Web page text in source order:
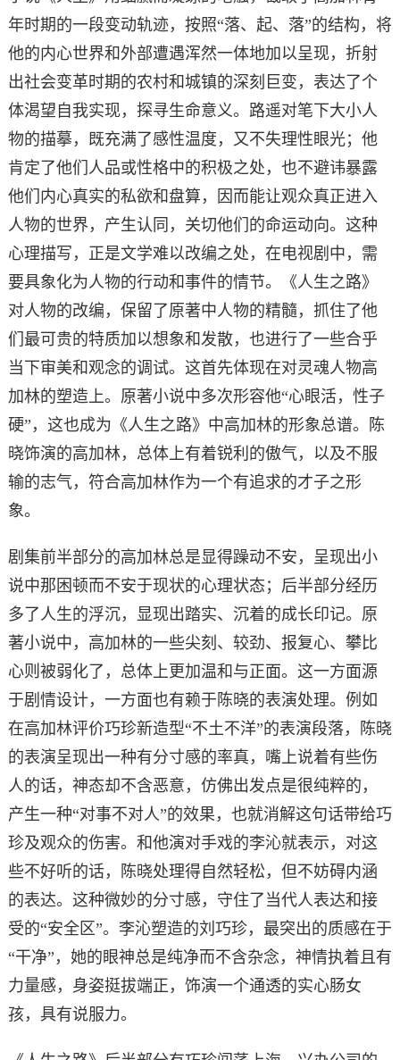
年时期的一段变动轨迹，按照“落、起、落”的结构，将
他的内心世界和外部遭遇浑然一体地加以呈现，折射
出社会变革时期的农村和城镇的深刻巨变，表达了个
体渴望自我实现，探寻生命意义。路遥对笔下大小人
物的描摹，既充满了感性温度，又不失理性眼光；他
肯定了他们人品或性格中的积极之处，也不避讳暴露
他们内心真实的私欲和盘算，因而能让观众真正进入
人物的世界，产生认同，关切他们的命运动向。这种
心理描写，正是文学难以改编之处，在电视剧中，需
要具象化为人物的行动和事件的情节。《人生之路》
对人物的改编，保留了原著中人物的精髓，抓住了他
们最可贵的特质加以想象和发散，也进行了一些合乎
当下审美和观念的调试。这首先体现在对灵魂人物高
加林的塑造上。原著小说中多次形容他“心眼活，性子
硬”，这也成为《人生之路》中高加林的形象总谱。陈
晓饰演的高加林，总体上有着锐利的傲气，以及不服
输的志气，符合高加林作为一个有追求的才子之形
象。
剧集前半部分的高加林总是显得躁动不安，呈现出小
说中那困顿而不安于现状的心理状态；后半部分经历
多了人生的浮沉，显现出踏实、沉着的成长印记。原
著小说中，高加林的一些尖刻、较劲、报复心、攀比
心则被弱化了，总体上更加温和与正面。这一方面源
于剧情设计，一方面也有赖于陈晓的表演处理。例如
在高加林评价巧珍新造型“不土不洋”的表演段落，陈晓
的表演呈现出一种有分寸感的率真，嘴上说着有些伤
人的话，神态却不含恶意，仿佛出发点是很纯粹的，
产生一种“对事不对人”的效果，也就消解这句话带给巧
珍及观众的伤害。和他演对手戏的李沁就表示，对这
些不好听的话，陈晓处理得自然轻松，但不妨碍内涵
的表达。这种微妙的分寸感，守住了当代人表达和接
受的“安全区”。李沁塑造的刘巧珍，最突出的质感在于
“干净”，她的眼神总是纯净而不含杂念，神情执着且有
力量感，身姿挺拔端正，饰演一个通透的实心肠女
孩，具有说服力。